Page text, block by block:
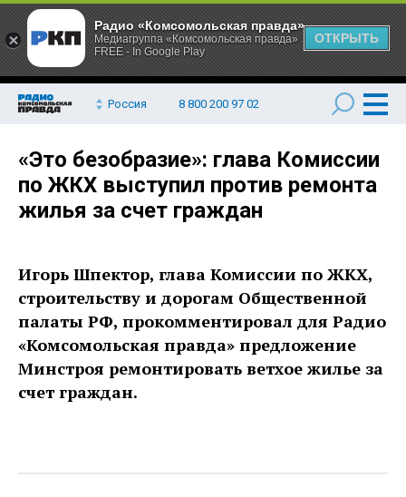
Россия 8 800 200 97 02
«Это безобразие»: глава Комиссии
по ЖКХ выступил против ремонта
жилья за счет граждан
Игорь Шпектор, глава Комиссии по ЖКХ,
строительству и дорогам Общественной
палаты РФ, прокомментировал для Радио
«Комсомольская правда» предложение
Минстроя ремонтировать ветхое жилье за
счет граждан.
Радио «Комсомольская правда»
Медиагруппа «Комсомольская правда»
FREE - In Google Play
ОТКРЫТЬ